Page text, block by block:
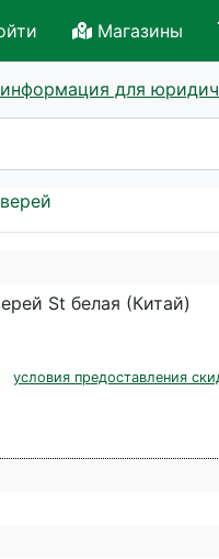
Магазины
информация для
St белая (Китай)
условия предоставления